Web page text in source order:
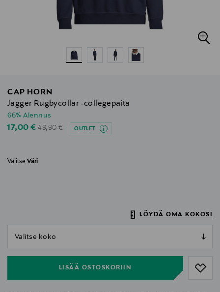
CAP HORN
Jagger Rugbycollar -collegepaita
66% Alennus
Discounted Price
17,00 €Original Price
49,90 € OUTLET
Valitse Väri
LÖYDÄ OMA KOKOSI
LISÄÄ OSTOSKORIIN